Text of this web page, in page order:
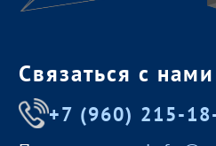
Связаться с нами
+7 (960) 215-